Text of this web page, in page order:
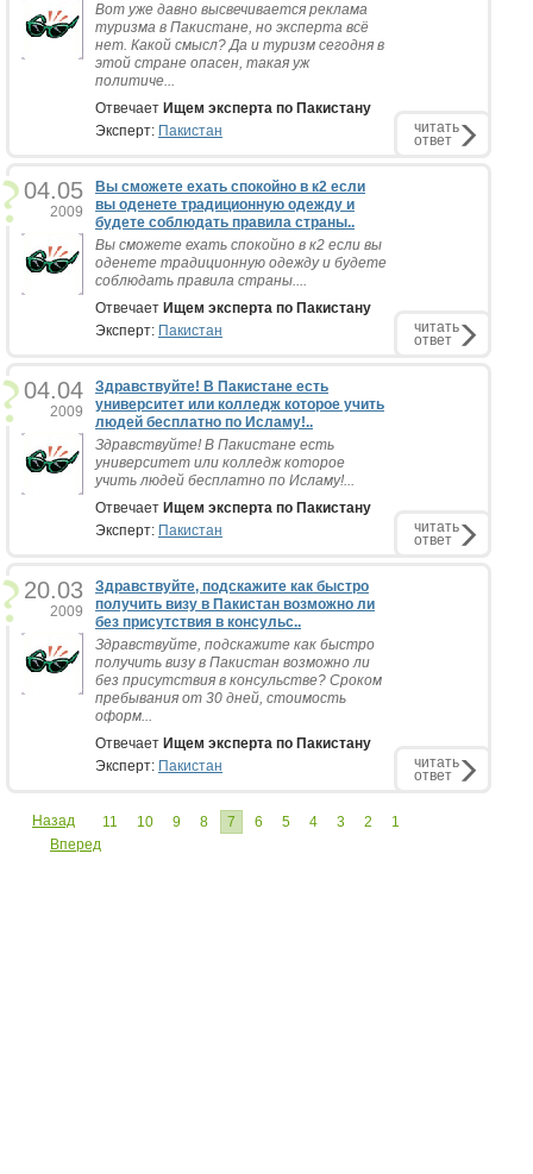
Вот уже давно высвечивается реклама
туризма в Пакистане, но эксперта всё
нет. Какой смысл? Да и туризм сегодня в
этой стране опасен, такая уж
политиче...
Отвечает Ищем эксперта по Пакистану
Эксперт: Пакистан читать
ответ
04.05
2009
Вы сможете ехать спокойно в к2 если
вы оденете традиционную одежду и
будете соблюдать правила страны..
Вы сможете ехать спокойно в к2 если вы
оденете традиционную одежду и будете
соблюдать правила страны....
Отвечает Ищем эксперта по Пакистану
Эксперт: Пакистан читать
ответ
04.04
2009
Здравствуйте! В Пакистане есть
университет или колледж которое учить
людей бесплатно по Исламу!..
Здравствуйте! В Пакистане есть
университет или колледж которое
учить людей бесплатно по Исламу!...
Отвечает Ищем эксперта по Пакистану
Эксперт: Пакистан читать
ответ
20.03
2009
Здравствуйте, подскажите как быстро
получить визу в Пакистан возможно ли
без присутствия в консульс..
Здравствуйте, подскажите как быстро
получить визу в Пакистан возможно ли
без присутствия в консульстве? Сроком
пребывания от 30 дней, стоимость
оформ...
Отвечает Ищем эксперта по Пакистану
Эксперт: Пакистан читать
ответ
Назад 11 10 9 8 7 6 5 4 3 2
1
Вперед